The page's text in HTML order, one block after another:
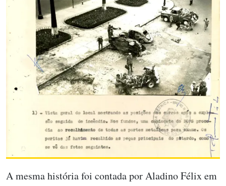
A mesma história foi contada por Aladino Félix em